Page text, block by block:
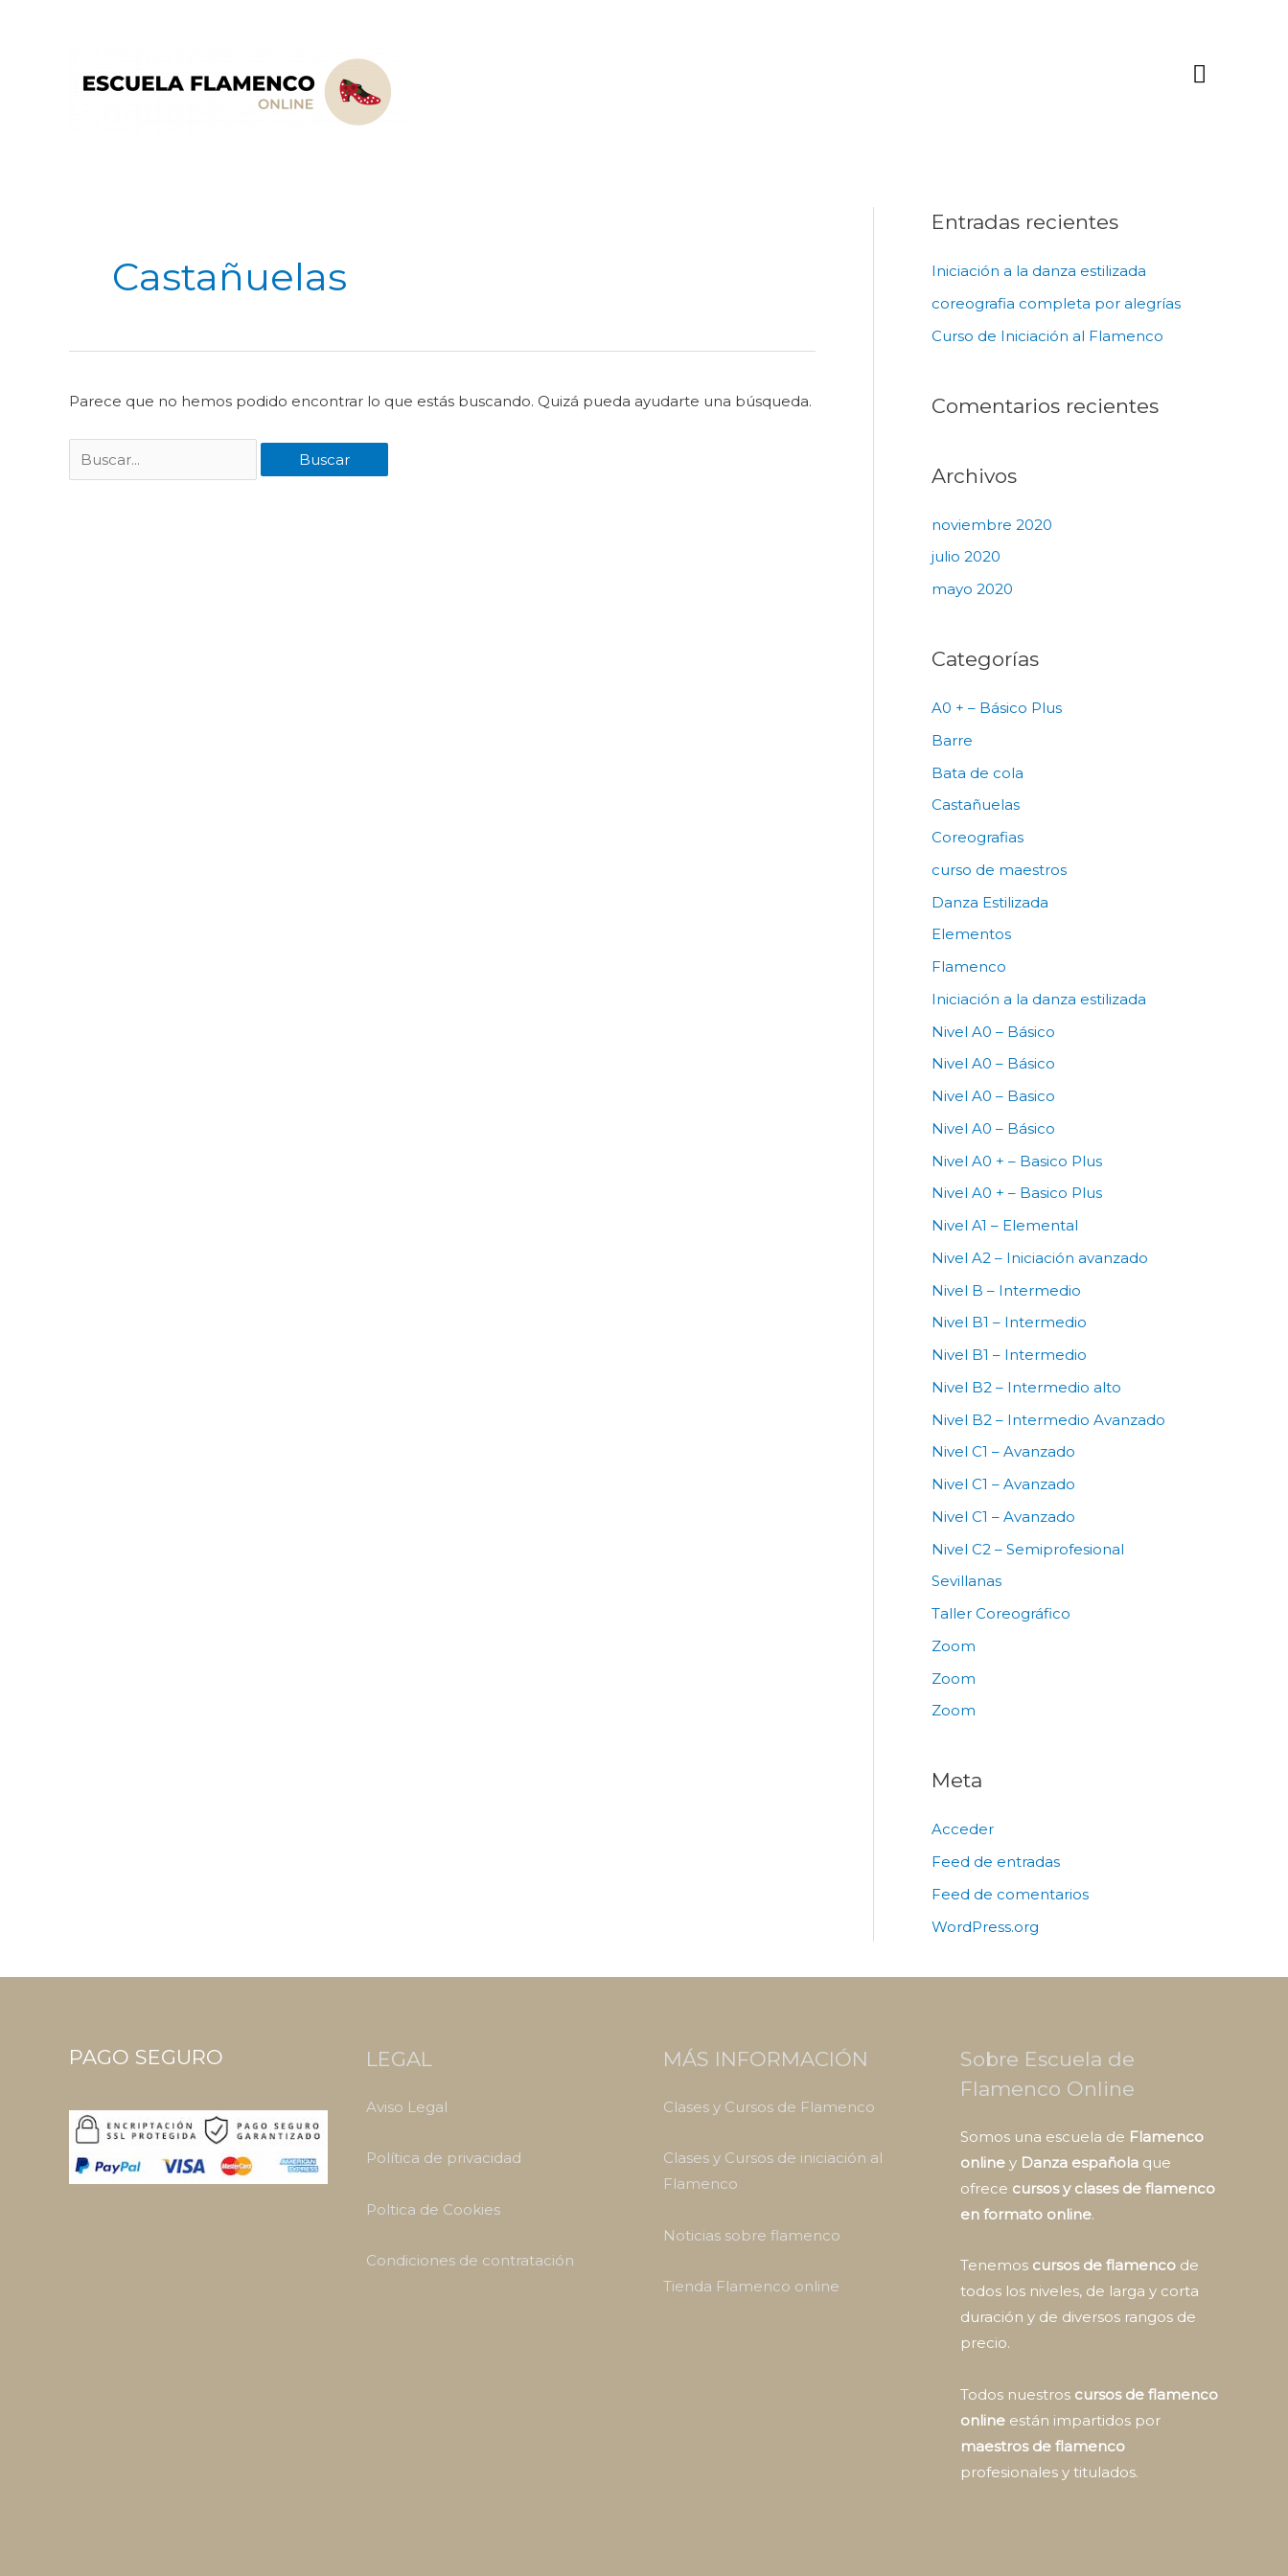
Castañuelas
Parece que no hemos podido encontrar lo que estás buscando. Quizá pueda ayudarte una búsqueda.
Entradas recientes
Iniciación a la danza estilizada
coreografia completa por alegrías
Curso de Iniciación al Flamenco
Comentarios recientes
Archivos
noviembre 2020
julio 2020
mayo 2020
Categorías
A0 + – Básico Plus
Barre
Bata de cola
Castañuelas
Coreografias
curso de maestros
Danza Estilizada
Elementos
Flamenco
Iniciación a la danza estilizada
Nivel A0 – Básico
Nivel A0 – Básico
Nivel A0 – Basico
Nivel A0 – Básico
Nivel A0 + – Basico Plus
Nivel A0 + – Basico Plus
Nivel A1 – Elemental
Nivel A2 – Iniciación avanzado
Nivel B – Intermedio
Nivel B1 – Intermedio
Nivel B1 – Intermedio
Nivel B2 – Intermedio alto
Nivel B2 – Intermedio Avanzado
Nivel C1 – Avanzado
Nivel C1 – Avanzado
Nivel C1 – Avanzado
Nivel C2 – Semiprofesional
Sevillanas
Taller Coreográfico
Zoom
Zoom
Zoom
Meta
Acceder
Feed de entradas
Feed de comentarios
WordPress.org
PAGO SEGURO LEGAL
Aviso Legal
Política de privacidad
Poltica de Cookies
Condiciones de contratación
MÁS INFORMACIÓN
Clases y Cursos de Flamenco
Clases y Cursos de iniciación al
Flamenco
Noticias sobre flamenco
Tienda Flamenco online
Sobre Escuela de
Flamenco Online
Somos una escuela de Flamenco
online y Danza española que
ofrece cursos y clases de flamenco
en formato online.
Tenemos cursos de flamenco de
todos los niveles, de larga y corta
duración y de diversos rangos de
precio.
Todos nuestros cursos de flamenco
online están impartidos por
maestros de flamenco
profesionales y titulados.